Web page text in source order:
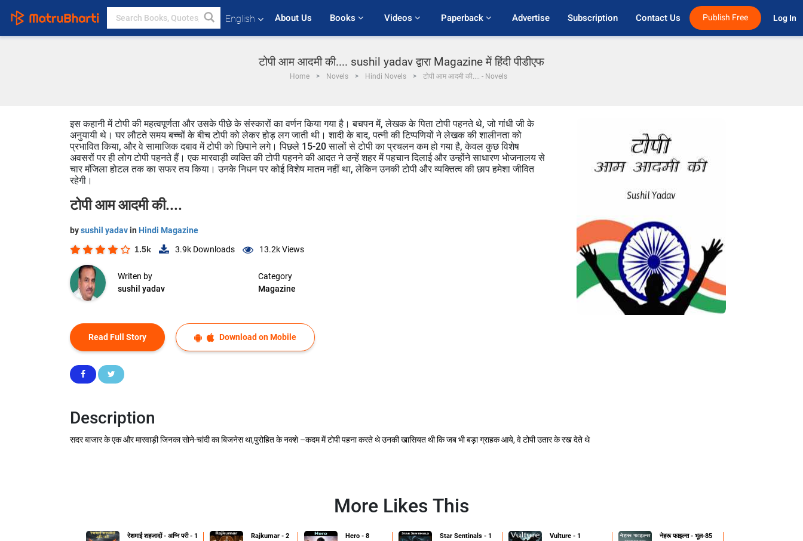
English About Us Books Videos Paperback Advertise Subscription Contact Us Publish Free Log In
टोपी आम आदमी की.... sushil yadav द्वारा Magazine में हिंदी पीडीएफ
Home Novels Hindi Novels टोपी आम आदमी की.... - Novels
इस कहानी में टोपी की महत्वपूर्णता और उसके पीछे के संस्कारों का वर्णन किया गया है। बचपन में, लेखक के पिता टोपी पहनते थे, जो गांधी जी के
अनुयायी थे। घर लौटते समय बच्चों के बीच टोपी को लेकर होड़ लग जाती थी। शादी के बाद, पत्नी की टिप्पणियों ने लेखक की शालीनता को
प्रभावित किया, और वे सामाजिक दबाव में टोपी को छिपाने लगे। पिछले 15-20 सालों से टोपी का प्रचलन कम हो गया है, केवल कुछ विशेष
अवसरों पर ही लोग टोपी पहनते हैं। एक मारवाड़ी व्यक्ति की टोपी पहनने की आदत ने उन्हें शहर में पहचान दिलाई और उन्होंने साधारण भोजनालय से
चार मंजिला होटल तक का सफर तय किया। उनके निधन पर कोई विशेष मातम नहीं था, लेकिन उनकी टोपी और व्यक्तित्व की छाप हमेशा जीवित
रहेगी।
टोपी आम आदमी की....
bysushil yadavin Hindi Magazine
1.5k 3.9k Downloads 13.2kViews
Writen by
sushil yadav
Category
Magazine
Read Full Story Download on Mobile
Description
सदर बाजार के एक और मारवाड़ी जिनका सोने-चांदी का बिजनेस था,पुरोहित के नक्शे –कदम में टोपी पहना करते थे उनकी खासियत थी कि जब भी बड़ा ग्राहक आये, वे टोपी उतार के रख देते थे
More Likes This
रेशमाई शहजादों - अग्नि परी - 1 Rajkumar - 2 Hero - 8 Star Sentinals - 1 Vulture - 1 नेहरू फाइल्स - भूल-85